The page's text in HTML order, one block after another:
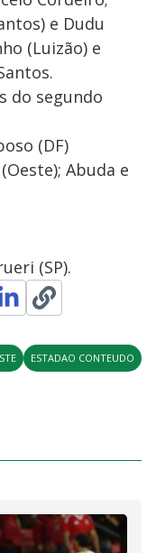
e Dudu
(Luizão) e
do segundo
(DF)
(Oeste); Abuda e
(SP).
ESTADAO CONTEUDO